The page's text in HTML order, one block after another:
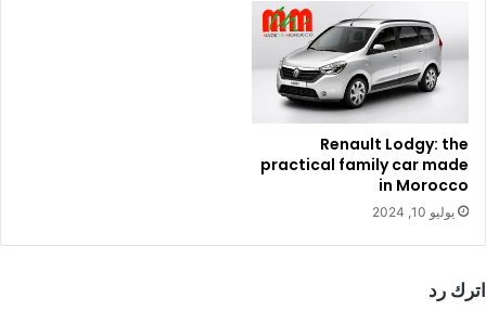
Renault Lodgy: the
practical family car made
in Morocco
يوليو 10, 2024
اترك رد